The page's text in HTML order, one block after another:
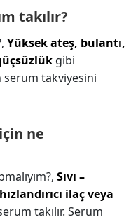
takılır?
Yüksek ateş, bulantı,
gibi
takviyesini
ne
Sıvı –
ilaç veya
takılır. Serum